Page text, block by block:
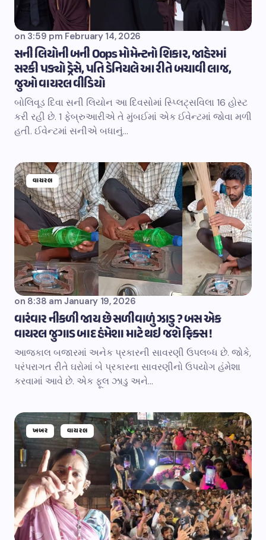
on 3:59 pm February 14, 2026
સની લિયોની બની Oops મોમેન્ટનો શિકાર, જાહેરમાં
સરકી પડ્યો ડ્રેસે, પતિ ડેનિયલે આ રીતે બચાવી લાજ,
જુઓ વાયરલ વીડિયો
બોલિવૂડ દિવા સની લિયોન આ દિવસોમાં સ્પ્લિટ્સવિલા 16 હોસ્ટ
કરી રહી છે. 1 ફેબ્રુઆરીએ તે મુંબઈમાં એક ઈવેન્ટમાં જોવા મળી
હતી. ઈવેન્ટમાં સનીએ બધાનું…
વાયરલ
on 8:38 am January 19, 2026
વારંવાર નીકળી જાય છે સળીવાળું ઝાડુ ? બસ એક
વાયરલ જુગાડ બાદ હંમેશા માટે થઇ જશે ફિક્સ !
આજકાલ બજારમાં અનેક પ્રકારની સાવરણી ઉપલબ્ધ છે. જોકે,
પરંપરાગત રીતે ઘરોમાં બે પ્રકારના સાવરણીનો ઉપયોગ હંમેશા
કરવામાં આવે છે. એક ફૂલ ઝાડુ અને…
ખબર વાયરલ